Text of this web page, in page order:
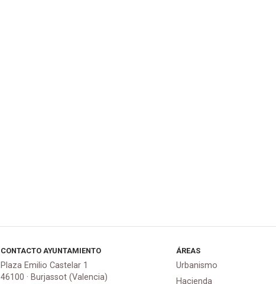
CONTACTO AYUNTAMIENTO
Plaza Emilio Castelar 1
46100 · Burjassot (Valencia)
ÁREAS
Urbanismo
Hacienda